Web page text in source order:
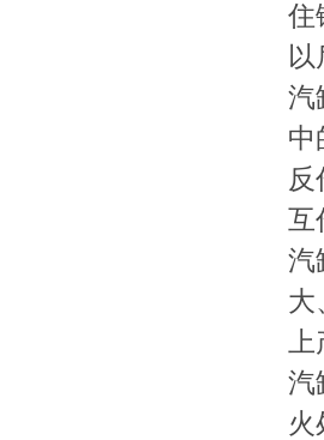
住
以
汽
中
反
互
汽
大
上
汽
火